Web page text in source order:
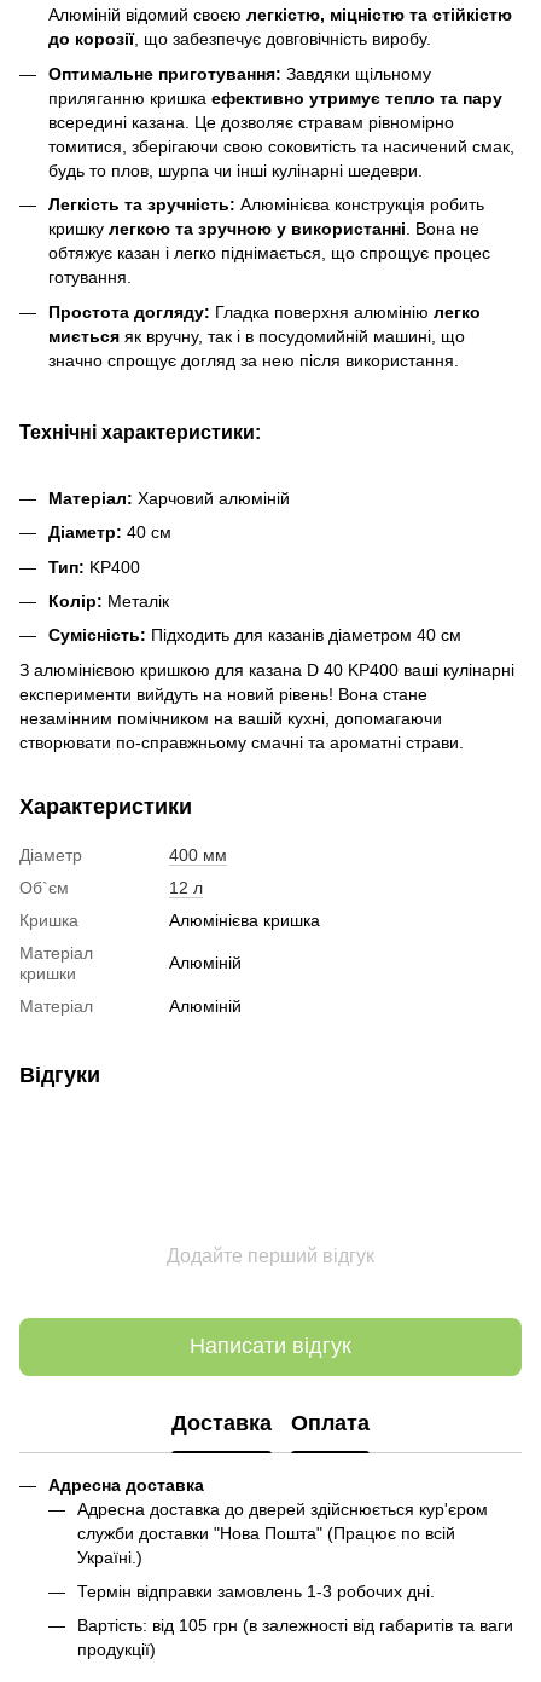
Алюміній відомий своєю легкістю, міцністю та стійкістю
до корозії, що забезпечує довговічність виробу.
Оптимальне приготування: Завдяки щільному
приляганню кришка ефективно утримує тепло та пару
всередині казана. Це дозволяє стравам рівномірно
томитися, зберігаючи свою соковитість та насичений смак,
будь то плов, шурпа чи інші кулінарні шедеври.
Легкість та зручність: Алюмінієва конструкція робить
кришку легкою та зручною у використанні . Вона не
обтяжує казан і легко піднімається, що спрощує процес
готування.
Простота догляду: Гладка поверхня алюмінію легко
миється як вручну, так і в посудомийній машині, що
значно спрощує догляд за нею після використання.
Технічні характеристики:
Матеріал: Харчовий алюміній
Діаметр: 40 см
Тип: KP400
Колір: Металік
Сумісність: Підходить для казанів діаметром 40 см
З алюмінієвою кришкою для казана D 40 KP400 ваші кулінарні
експерименти вийдуть на новий рівень! Вона стане
незамінним помічником на вашій кухні, допомагаючи
створювати по-справжньому смачні та ароматні страви.
Характеристики
Діаметр
400 мм
Об`єм
12 л
Кришка
Алюмінієва кришка
Матеріал
кришки
Алюміній
Матеріал Алюміній
Відгуки
Додайте перший відгук
Написати відгук
Доставка Оплата
Адресна доставка
Адресна доставка до дверей здійснюється кур'єром
служби доставки "Нова Пошта" (Працює по всій
Україні.)
Термін відправки замовлень 1-3 робочих дні.
Вартість: від 105 грн (в залежності від габаритів та ваги
продукції)